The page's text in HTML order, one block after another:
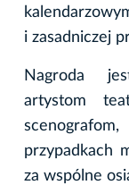
i zasadniczej
Nagroda
artystom
przypadkach
za wspólne